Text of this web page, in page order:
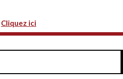
Cliquez ici